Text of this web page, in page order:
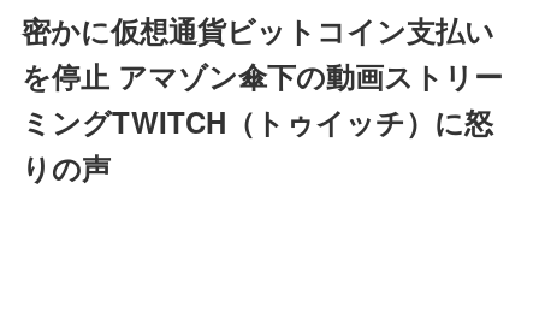
密かに仮想通貨ビットコイン支払い
を停止 アマゾン傘下の動画ストリー
ミングTWITCH（トゥイッチ）に怒
りの声